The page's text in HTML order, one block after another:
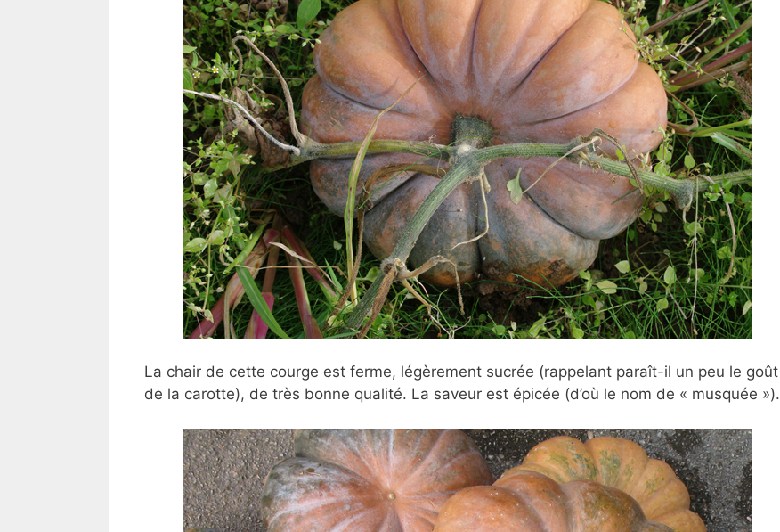
La chair de cette courge est ferme, légèrement sucrée (rappelant paraît-il un peu le goût
de la carotte), de très bonne qualité. La saveur est épicée (d’où le nom de « musquée »).